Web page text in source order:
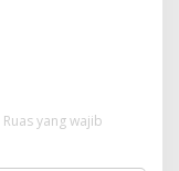
Ruas yang wajib